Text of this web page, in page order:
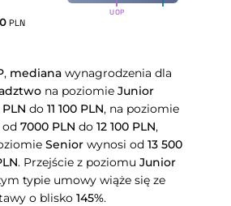
UOP
PLN
, mediana wynagrodzenia dla
na poziomieJunior
do11 100 PLN, na poziomie
od7000 PLN do12 100 PLN,
Senior wynosi od13 500
. Przejście z poziomuJunior
typie umowy wiąże się ze
o blisko145%.